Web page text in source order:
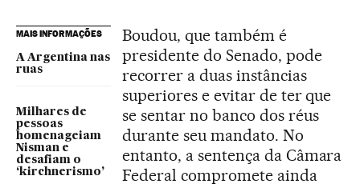
MAIS INFORMAÇÕES
A Argentina nas
ruas
Milhares de
pessoas
homenageiam
Nisman e
desafiam o
‘kirchnerismo’
Boudou, que também é
presidente do Senado, pode
recorrer a duas instâncias
superiores e evitar de ter que
se sentar no banco dos réus
durante seu mandato. No
entanto, a sentença da Câmara
Federal compromete ainda